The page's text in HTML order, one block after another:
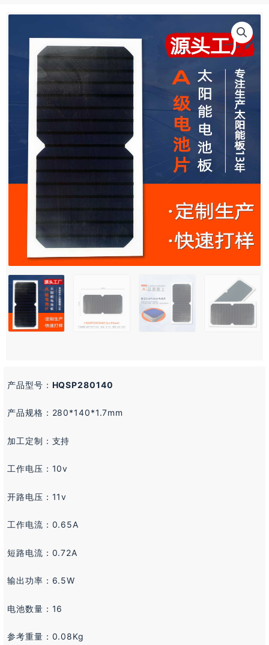
产品型号： HQSP280140
产品规格：280*140*1.7mm
加工定制：支持
工作电压：10v
开路电压：11v
工作电流：0.65A
短路电流：0.72A
输出功率：6.5W
电池数量：16
参考重量：0.08Kg